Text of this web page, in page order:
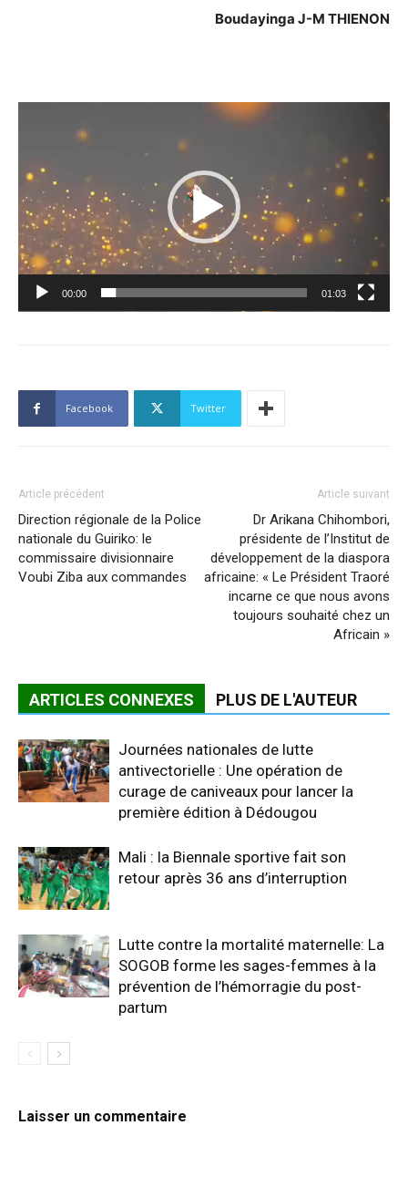
Boudayinga J-M THIENON
Lecteur
00:00 01:03
Facebook Twitter
Article précédent
Direction régionale de la Police
nationale du Guiriko: le
commissaire divisionnaire
Voubi Ziba aux commandes
Article suivant
Dr Arikana Chihombori,
présidente de l’Institut de
développement de la diaspora
africaine: « Le Président Traoré
incarne ce que nous avons
toujours souhaité chez un
Africain »
ARTICLES CONNEXES PLUS DE L'AUTEUR
Journées nationales de lutte
antivectorielle : Une opération de
curage de caniveaux pour lancer la
première édition à Dédougou
Mali : la Biennale sportive fait son
retour après 36 ans d’interruption
Lutte contre la mortalité maternelle: La
SOGOB forme les sages-femmes à la
prévention de l’hémorragie du post-
partum
Laisser un commentaire